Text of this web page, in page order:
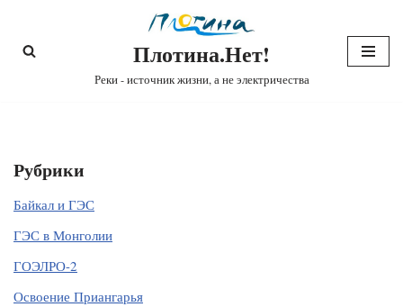
Перейти
Плотина.Нет!
Реки - источник жизни, а не электричества
Рубрики
Байкал и ГЭС
ГЭС в Монголии
ГОЭЛРО-2
Освоение Приангарья